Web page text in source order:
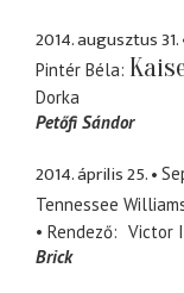
2014. augusztus 31.
Pintér Béla
Dorka
Petőfi Sándor
2014. április 25.
Tennessee
Rendező Victor
Brick